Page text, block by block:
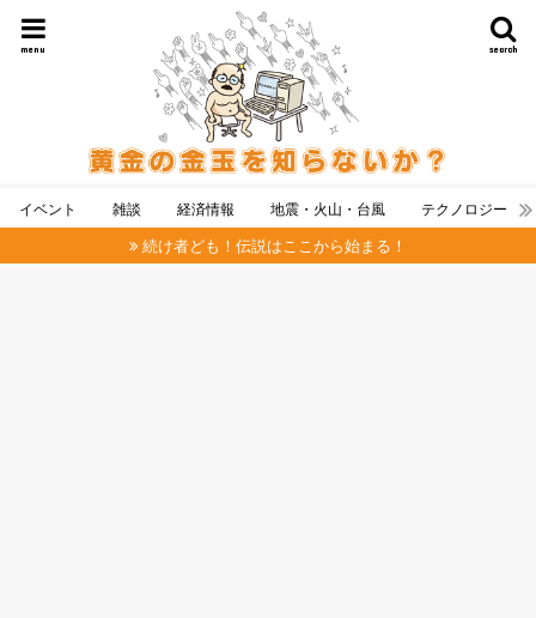
search
menu
イベント 雑談 経済情報 地震・火山・台風 テクノロジー
続け者ども！伝説はここから始まる！